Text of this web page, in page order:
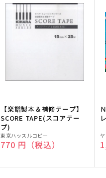
【楽譜製本＆補修テープ】
SCORE TAPE(スコアテー
プ)
販
売
東京ハッスルコピー
通常価格
770 円（税込）